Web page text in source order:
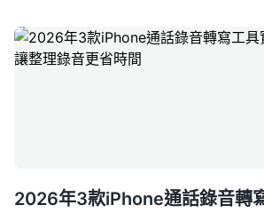
2026年3款iPhone通話錄音轉